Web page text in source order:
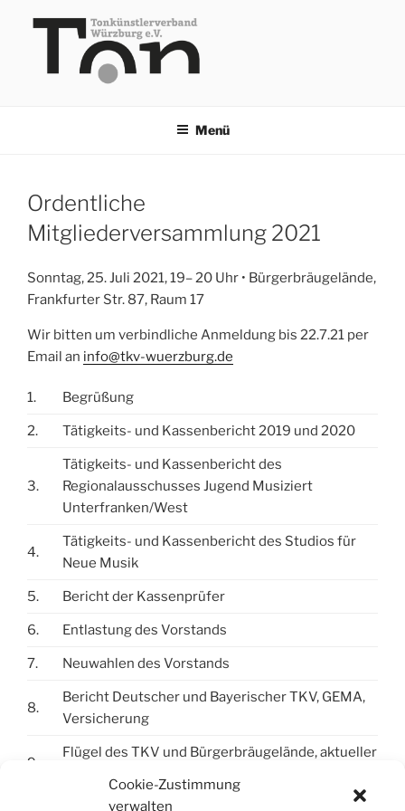
Cookie-Zustimmung
verwalten
Inhalt
Menü
Ordentliche
Mitgliederversammlung 2021
Sonntag, 25. Juli 2021, 19– 20 Uhr • Bürgerbräugelände,
Frankfurter Str. 87, Raum 17
Wir bitten um verbindliche Anmeldung bis 22.7.21 per
Email an info@tkv-wuerzburg.de
1. Begrüßung
2. Tätigkeits- und Kassenbericht 2019 und 2020
3.
Tätigkeits- und Kassenbericht des
Regionalausschusses Jugend Musiziert
Unterfranken/West
4.
Tätigkeits- und Kassenbericht des Studios für
Neue Musik
5. Bericht der Kassenprüfer
6. Entlastung des Vorstands
7. Neuwahlen des Vorstands
8.
Bericht Deutscher und Bayerischer TKV, GEMA,
Versicherung
9.
Flügel des TKV und Bürgerbräugelände, aktueller